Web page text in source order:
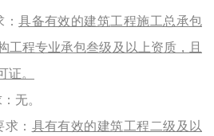
：具备有效的建筑工程施工总承包
工程专业承包叁级及以上资质，且
证。
无。
： 具有有效的建筑工程二级及以